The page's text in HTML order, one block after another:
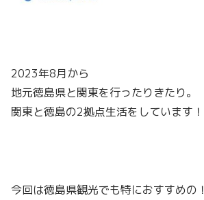
2023年8月から
地元徳島県と関東を行ったりきたり。
関東と徳島の2拠点生活をしています！
今回は徳島県観光でも特におすすめの！